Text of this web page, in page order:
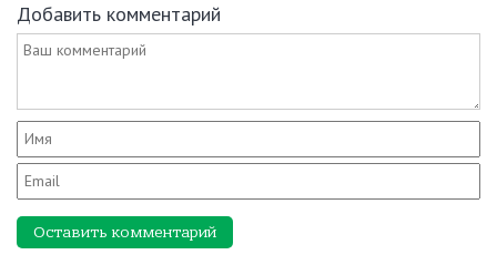
Добавить комментарий
Оставить комментарий